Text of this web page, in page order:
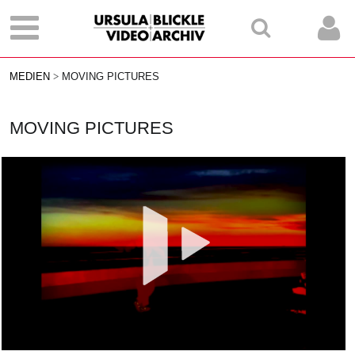
MEDIEN MOVING PICTURES
MOVING PICTURES